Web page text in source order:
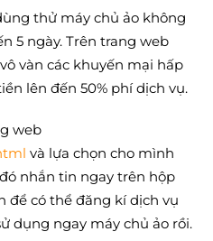
thử máy chủ ảo không
5 ngày. Trên trang web
vàn các khuyến mại hấp
lên đến 50% phí dịch vụ.
web
và lựa chọn cho mình
nhắn tin ngay trên hộp
để có thể đăng kí dịch vụ
dụng ngay máy chủ ảo rồi.